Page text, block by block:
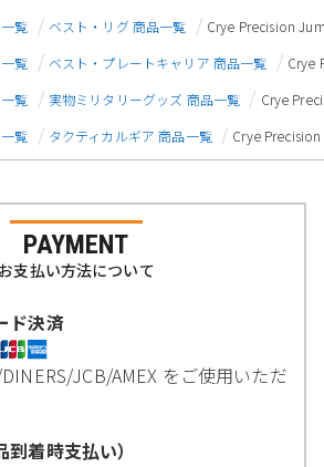
覧 ベスト・リグ 商品一覧
Crye Precision
覧 ベスト・プレートキャリア 商品一覧
Crye
覧 実物ミリタリーグッズ 商品一覧
Crye
覧 タクティカルギア 商品一覧 Crye
PAYMENT
お支払い方法について
ド決済
JCB/AMEX をご使用いただ
着時支払い）